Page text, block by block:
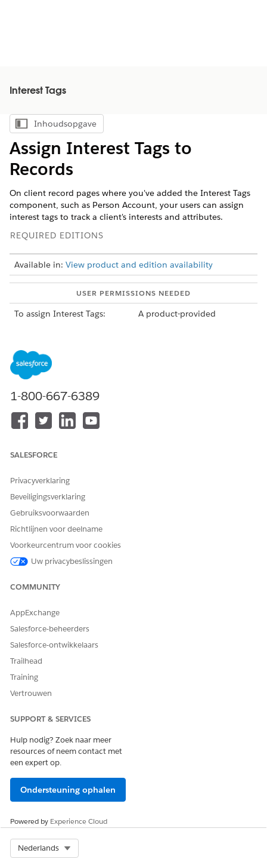
Interest Tags
Inhoudsopgave weergeven
Inhoudsopgave
Assign Interest Tags to
Records
On client record pages where you've added the Interest Tags
component, such as Person Account, your users can assign
interest tags to track a client's interests and attributes.
REQUIRED EDITIONS
Available in: View product and edition availability
USER PERMISSIONS NEEDED
To assign Interest Tags:
A product-provided
In the Interest Tags component on a record page, click
Tag Categories
Enter an interest tag name and press Enter to search.
All interest tags assigned to the record are organized by
tag categories.
Laat ons weten wat we kunnen doen om te verbeteren!
1-800-667-6389
SALESFORCE
Privacyverklaring
Beveiligingsverklaring
Gebruiksvoorwaarden
Richtlijnen voor deelname
Voorkeurcentrum voor cookies
Uw privacybeslissingen
COMMUNITY
AppExchange
Salesforce-beheerders
Salesforce-ontwikkelaars
Trailhead
Training
Vertrouwen
SUPPORT & SERVICES
Hulp nodig? Zoek naar meer
resources of neem contact met
een expert op.
Ondersteuning ophalen
Powered by Experience Cloud
Nederlands